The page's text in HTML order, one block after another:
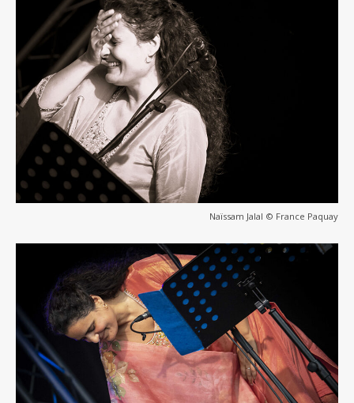
Naïssam Jalal © France Paquay